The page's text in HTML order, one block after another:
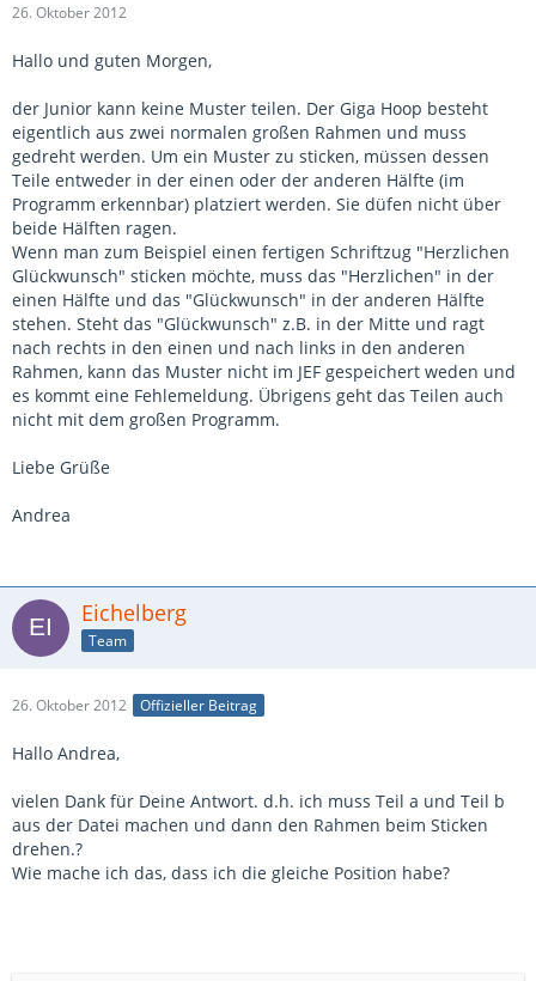
26. Oktober 2012
Hallo und guten Morgen,
der Junior kann keine Muster teilen. Der Giga Hoop besteht
eigentlich aus zwei normalen großen Rahmen und muss
gedreht werden. Um ein Muster zu sticken, müssen dessen
Teile entweder in der einen oder der anderen Hälfte (im
Programm erkennbar) platziert werden. Sie düfen nicht über
beide Hälften ragen.
Wenn man zum Beispiel einen fertigen Schriftzug "Herzlichen
Glückwunsch" sticken möchte, muss das "Herzlichen" in der
einen Hälfte und das "Glückwunsch" in der anderen Hälfte
stehen. Steht das "Glückwunsch" z.B. in der Mitte und ragt
nach rechts in den einen und nach links in den anderen
Rahmen, kann das Muster nicht im JEF gespeichert weden und
es kommt eine Fehlemeldung. Übrigens geht das Teilen auch
nicht mit dem großen Programm.
Liebe Grüße
Andrea
Eichelberg
Team
26. Oktober 2012 Offizieller Beitrag
Hallo Andrea,
vielen Dank für Deine Antwort. d.h. ich muss Teil a und Teil b
aus der Datei machen und dann den Rahmen beim Sticken
drehen.?
Wie mache ich das, dass ich die gleiche Position habe?